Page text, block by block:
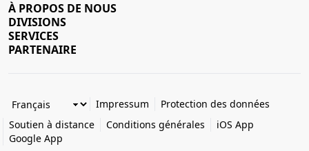
À PROPOS DE NOUS
DIVISIONS
SERVICES
PARTENAIRE
Impressum
Protection des données
Soutien à distance
Conditions générales
iOS App
Google App